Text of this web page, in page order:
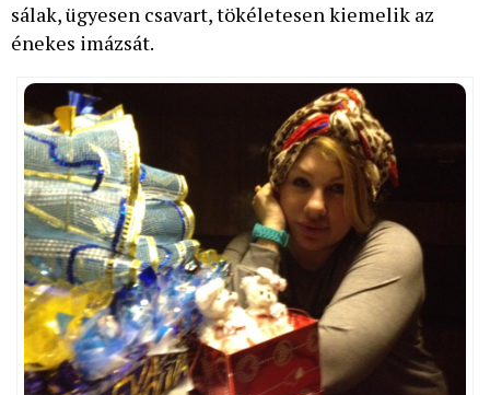
sálak, ügyesen csavart, tökéletesen kiemelik az
énekes imázsát.